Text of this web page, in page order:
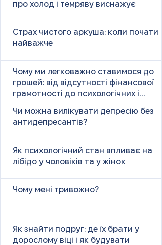
про холод і темряву виснажує
Страх чистого аркуша: коли почати
найважче
Чому ми легковажно ставимося до
грошей: від відсутності фінансової
грамотності до психологічних і
Чи можна вилікувати депресію без
антидепресантів?
Як психологічний стан впливає на
лібідо у чоловіків та у жінок
Чому мені тривожно?
Як знайти подруг: де їх брати у
дорослому віці і як будувати